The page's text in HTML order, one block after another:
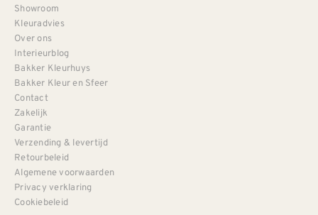
Showroom
Kleuradvies
Over ons
Interieurblog
Bakker Kleurhuys
Bakker Kleur en Sfeer
Contact
Zakelijk
Garantie
Verzending & levertijd
Retourbeleid
Algemene voorwaarden
Privacy verklaring
Cookiebeleid